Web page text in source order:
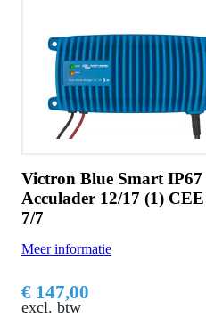
Victron Blue Smart IP67
Acculader 12/17 (1) CEE
7/7
Meer informatie
€ 147,00
excl. btw